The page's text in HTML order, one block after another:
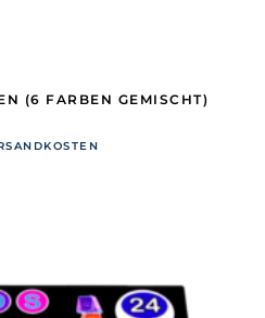
(6 FARBEN GEMISCHT)